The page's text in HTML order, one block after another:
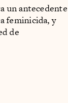
un antecedente
feminicida, y
de